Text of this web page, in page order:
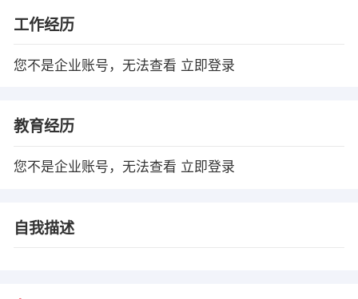
工作经历
您不是企业账号，无法查看 立即登录
教育经历
您不是企业账号，无法查看 立即登录
自我描述